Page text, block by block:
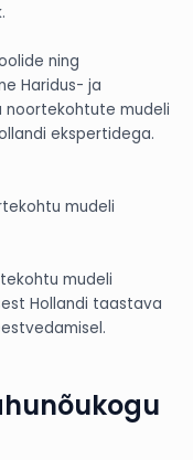
ning
Haridus- ja
noortekohtute mudeli
ekspertidega.
mudeli
mudeli
Hollandi taastava